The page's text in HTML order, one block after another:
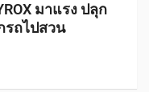
มาแรง ปลุก
รถไปสวน